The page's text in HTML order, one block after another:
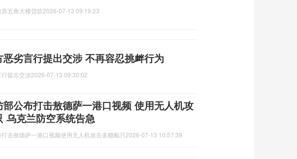
五角大楼贷款2026-07-13 09:19:23
恶劣言行提出交涉 不再容忍挑衅行为
提出交涉2026-07-13 09:30:02
公布打击敖德萨一港口视频 使用无人机攻
乌克兰防空系统告急
击敖德萨一港口视频使用无人机攻击多艘船只2026-07-13 10:57:39